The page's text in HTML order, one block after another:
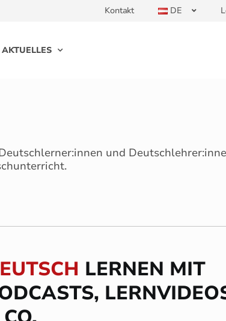
Kontakt DE
und
LERNEN MIT